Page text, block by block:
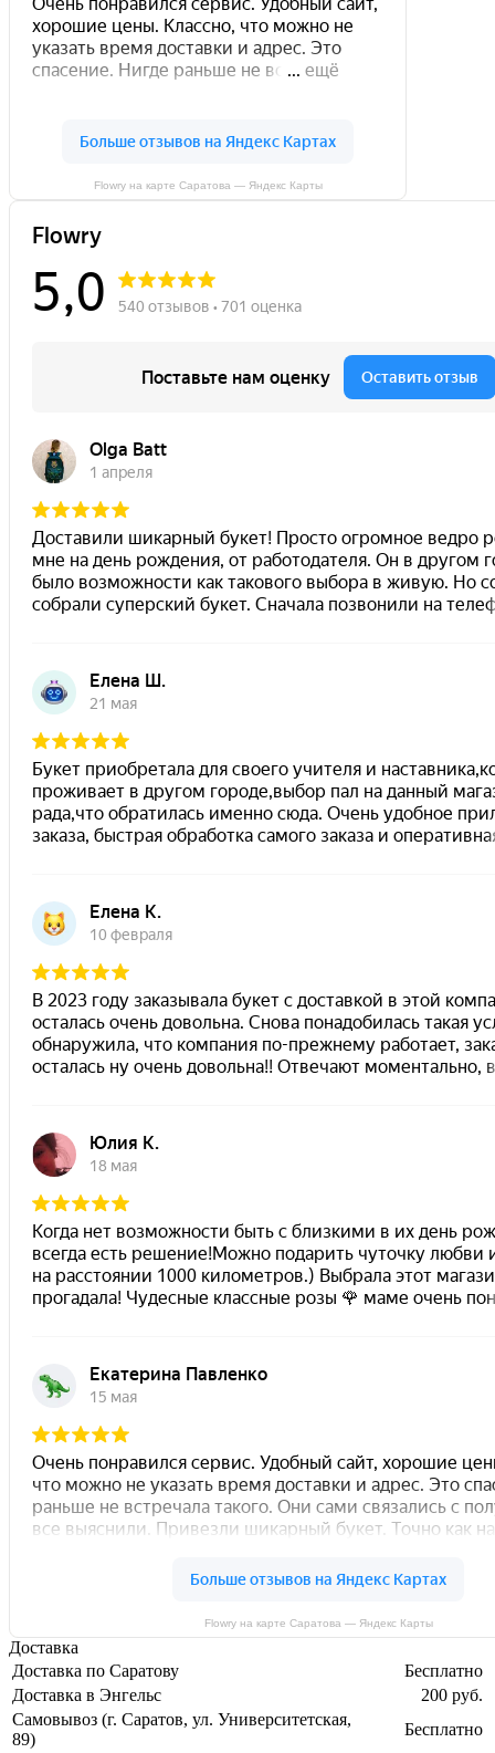
Flowry на карте Саратова — Яндекс Карты
Flowry на карте Саратова — Яндекс Карты
Доставка
Доставка по Саратову
Бесплатно
Доставка в Энгельс
200 руб.
Самовывоз (г. Саратов, ул. Университетская,
89)
Бесплатно